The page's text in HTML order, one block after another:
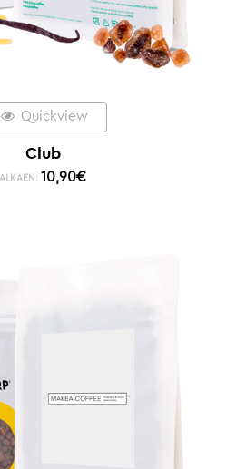
Quickview
Club
ALKAEN: 10,90€